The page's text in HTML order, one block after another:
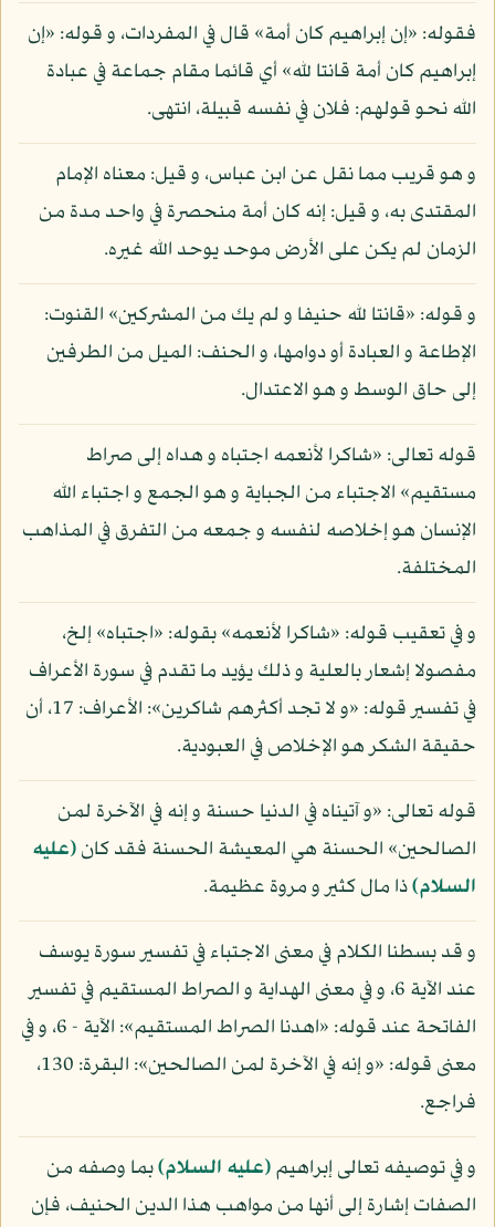
فقوله: «إن إبراهيم كان أمة» قال في المفردات، و قوله: «إن
إبراهيم كان أمة قانتا لله» أي قائما مقام جماعة في عبادة
الله نحو قولهم: فلان في نفسه قبيلة، انتهى.
و هو قريب مما نقل عن ابن عباس، و قيل: معناه الإمام
المقتدى به، و قيل: إنه كان أمة منحصرة في واحد مدة من
الزمان لم يكن على الأرض موحد يوحد الله غيره.
و قوله: «قانتا لله حنيفا و لم يك من المشركين» القنوت:
الإطاعة و العبادة أو دوامها، و الحنف: الميل من الطرفين
إلى حاق الوسط و هو الاعتدال.
قوله تعالى: «شاكرا لأنعمه اجتباه و هداه إلى صراط
مستقيم» الاجتباء من الجباية و هو الجمع و اجتباء الله
الإنسان هو إخلاصه لنفسه و جمعه من التفرق في المذاهب
المختلفة.
و في تعقيب قوله: «شاكرا لأنعمه» بقوله: «اجتباه» إلخ،
مفصولا إشعار بالعلية و ذلك يؤيد ما تقدم في سورة الأعراف
في تفسير قوله: «و لا تجد أكثرهم شاكرين»: الأعراف: 17، أن
حقيقة الشكر هو الإخلاص في العبودية.
قوله تعالى: «و آتيناه في الدنيا حسنة و إنه في الآخرة لمن
الصالحين» الحسنة هي المعيشة الحسنة فقد كان(عليه
السلام)ذا مال كثير و مروة عظيمة.
و قد بسطنا الكلام في معنى الاجتباء في تفسير سورة يوسف
عند الآية 6، و في معنى الهداية و الصراط المستقيم في تفسير
الفاتحة عند قوله: «اهدنا الصراط المستقيم»: الآية - 6، و في
معنى قوله: «و إنه في الآخرة لمن الصالحين»: البقرة: 130،
فراجع.
و في توصيفه تعالى إبراهيم(عليه السلام)بما وصفه من
الصفات إشارة إلى أنها من مواهب هذا الدين الحنيف، فإن